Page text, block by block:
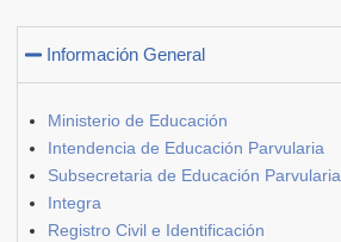
Información General
Ministerio de Educación
Intendencia de Educación Parvularia
Subsecretaria de Educación Parvularia
Integra
Registro Civil e Identificación